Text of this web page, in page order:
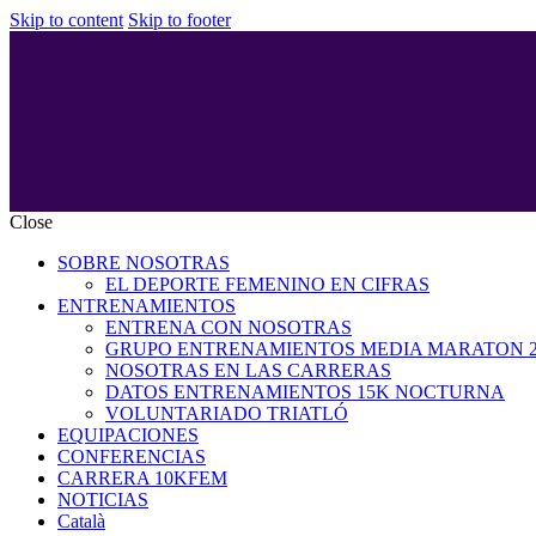
Skip to content Skip to footer
Close
SOBRE NOSOTRAS
EL DEPORTE FEMENINO EN CIFRAS
ENTRENAMIENTOS
ENTRENA CON NOSOTRAS
GRUPO ENTRENAMIENTOS MEDIA MARATON
NOSOTRAS EN LAS CARRERAS
DATOS ENTRENAMIENTOS 15K NOCTURNA
VOLUNTARIADO TRIATLÓ
EQUIPACIONES
CONFERENCIAS
CARRERA 10KFEM
NOTICIAS
Català